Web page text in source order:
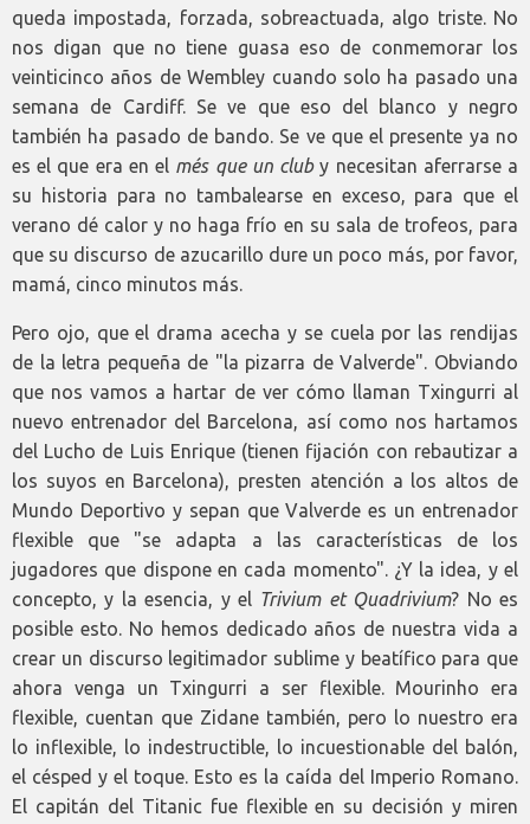
queda impostada, forzada, sobreactuada, algo triste. No
nos digan que no tiene guasa eso de conmemorar los
veinticinco años de Wembley cuando solo ha pasado una
semana de Cardiff. Se ve que eso del blanco y negro
también ha pasado de bando. Se ve que el presente ya no
es el que era en el més que un cluby necesitan aferrarse a
su historia para no tambalearse en exceso, para que el
verano dé calor y no haga frío en su sala de trofeos, para
que su discurso de azucarillo dure un poco más, por favor,
mamá, cinco minutos más.
Pero ojo, que el drama acecha y se cuela por las rendijas
de la letra pequeña de "la pizarra de Valverde". Obviando
que nos vamos a hartar de ver cómo llaman Txingurri al
nuevo entrenador del Barcelona, así como nos hartamos
del Lucho de Luis Enrique (tienen fijación con rebautizar a
los suyos en Barcelona), presten atención a los altos de
Mundo Deportivo y sepan que Valverde es un entrenador
flexible que "se adapta a las características de los
jugadores que dispone en cada momento". ¿Y la idea, y el
concepto, y la esencia, y el Trivium et Quadrivium? No es
posible esto. No hemos dedicado años de nuestra vida a
crear un discurso legitimador sublime y beatífico para que
ahora venga un Txingurri a ser flexible. Mourinho era
flexible, cuentan que Zidane también, pero lo nuestro era
lo inflexible, lo indestructible, lo incuestionable del balón,
el césped y el toque. Esto es la caída del Imperio Romano.
El capitán del Titanic fue flexible en su decisión y miren